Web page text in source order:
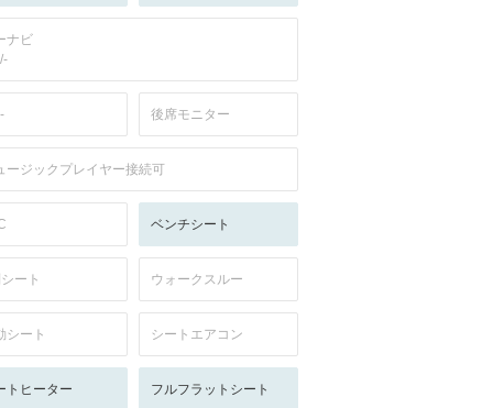
ナビ
後席モニター
ージックプレイヤー接続可
ベンチシート
ート ウォークスルー
シート シートエアコン
トヒーター フルフラットシート